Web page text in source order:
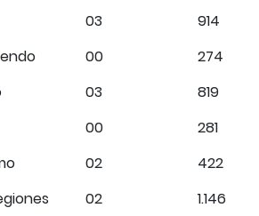
03 914
00 274
03 819
00 281
02 422
02 1.146